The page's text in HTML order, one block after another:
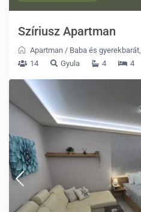
Szíriusz Apartman
Apartman / Baba és gyerekbarát,
14
Gyula 4 4